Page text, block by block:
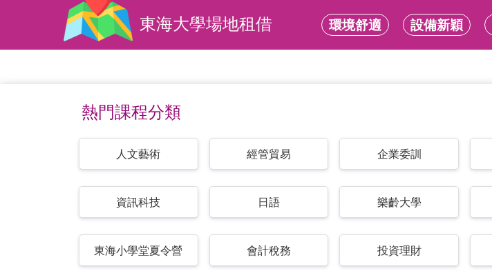
東海大學場地租借 環境舒適 設備新穎
熱門課程分類
人文藝術 經管貿易 企業委訓
資訊科技 日語 樂齡大學
東海小學堂夏令營 會計稅務 投資理財